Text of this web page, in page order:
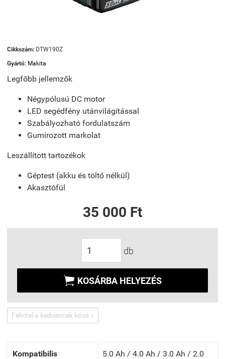
Cikkszám: DTW190Z
Gyártó: Makita
Legfőbb jellemzők
Négypólusú DC motor
LED segédfény utánvilágítással
Szabályozható fordulatszám
Gumírozott markolat
Leszállított tartozékok
Géptest (akku és töltő nélkül)
Akasztófül
35 000 Ft
db
 KOSÁRBA HELYEZÉS
Felvitel a kedvencek közé »
Kompatibilis
5.0 Ah / 4.0 Ah / 3.0 Ah / 2.0